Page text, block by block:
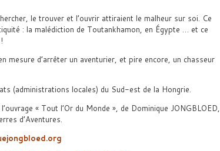
le trouver et l’ouvrir attiraient le malheur sur soi. Ce
: la malédiction de Toutankhamon, en Égypte … et ce
mesure d’arrêter un aventurier, et pire encore, un chasseur
(administrations locales) du Sud-est de la Hongrie.
« Tout l’Or du Monde », de Dominique JONGBLOED,
d’Aventures.